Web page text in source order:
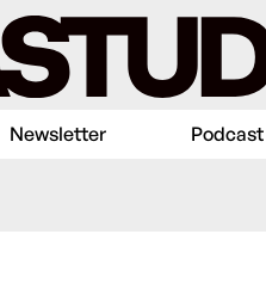
Newsletter Podcast